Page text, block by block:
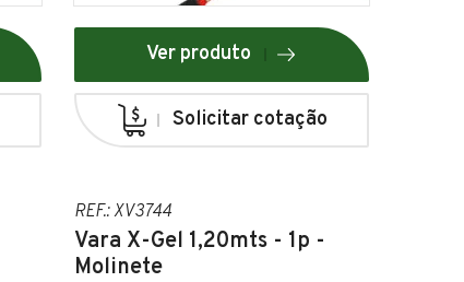
Ver produto
Solicitar cotação
REF.: XV3744
Vara X-Gel 1,20mts - 1p -
Molinete